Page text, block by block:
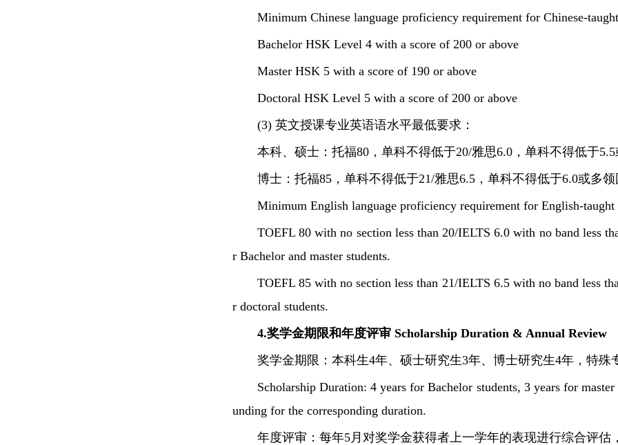
Minimum Chinese language proficiency requirement for Chinese-
Bachelor HSK Level 4 with a score of 200 or above
Master HSK 5 with a score of 190 or above
Doctoral HSK Level 5 with a score of 200 or above
(3) 英文授课专业英语语水平最低要求：
本科、硕士：托福80，单科不得低于20/雅思6.0，单科不得低于5.5
博士：托福85，单科不得低于21/雅思6.5，单科不得低于6.0或多领
Minimum English language proficiency requirement for English-taught
TOEFL 80 with no section less than 20/IELTS 6.0 with no band less
r Bachelor and master students.
TOEFL 85 with no section less than 21/IELTS 6.5 with no band less
r doctoral students.
4.奖学金期限和年度评审 Scholarship Duration & Annual Review
奖学金期限：本科生4年、硕士研究生3年、博士研究生4年，特殊
Scholarship Duration: 4 years for Bachelor students, 3 years for
unding for the corresponding duration.
年度评审：每年5月对奖学金获得者上一学年的表现进行综合评估